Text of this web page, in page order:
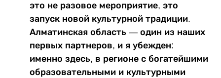
это не разовое мероприятие, это
запуск новой культурной традиции.
Алматинская область — один из наших
первых партнеров, и я убежден:
именно здесь, в регионе с богатейшими
образовательными и культурными